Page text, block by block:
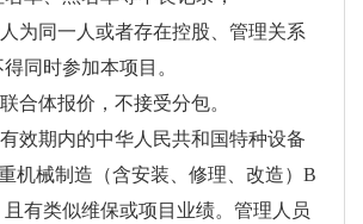
为同一人或者存在控股、管理关系
同时参加本项目。
合体报价，不接受分包。
效期内的中华人民共和国特种设备
机械制造（含安装、修理、改造）B
有类似维保或项目业绩。管理人员